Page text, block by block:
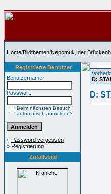
Home/Bildthemen/Nepomuk, der
Registrierte Benutzer
Benutzername:
Passwort:
Beim nächsten Besuch
automatisch anmelden?
» Password vergessen
» Registrierung
Zufallsbild
D:
D: